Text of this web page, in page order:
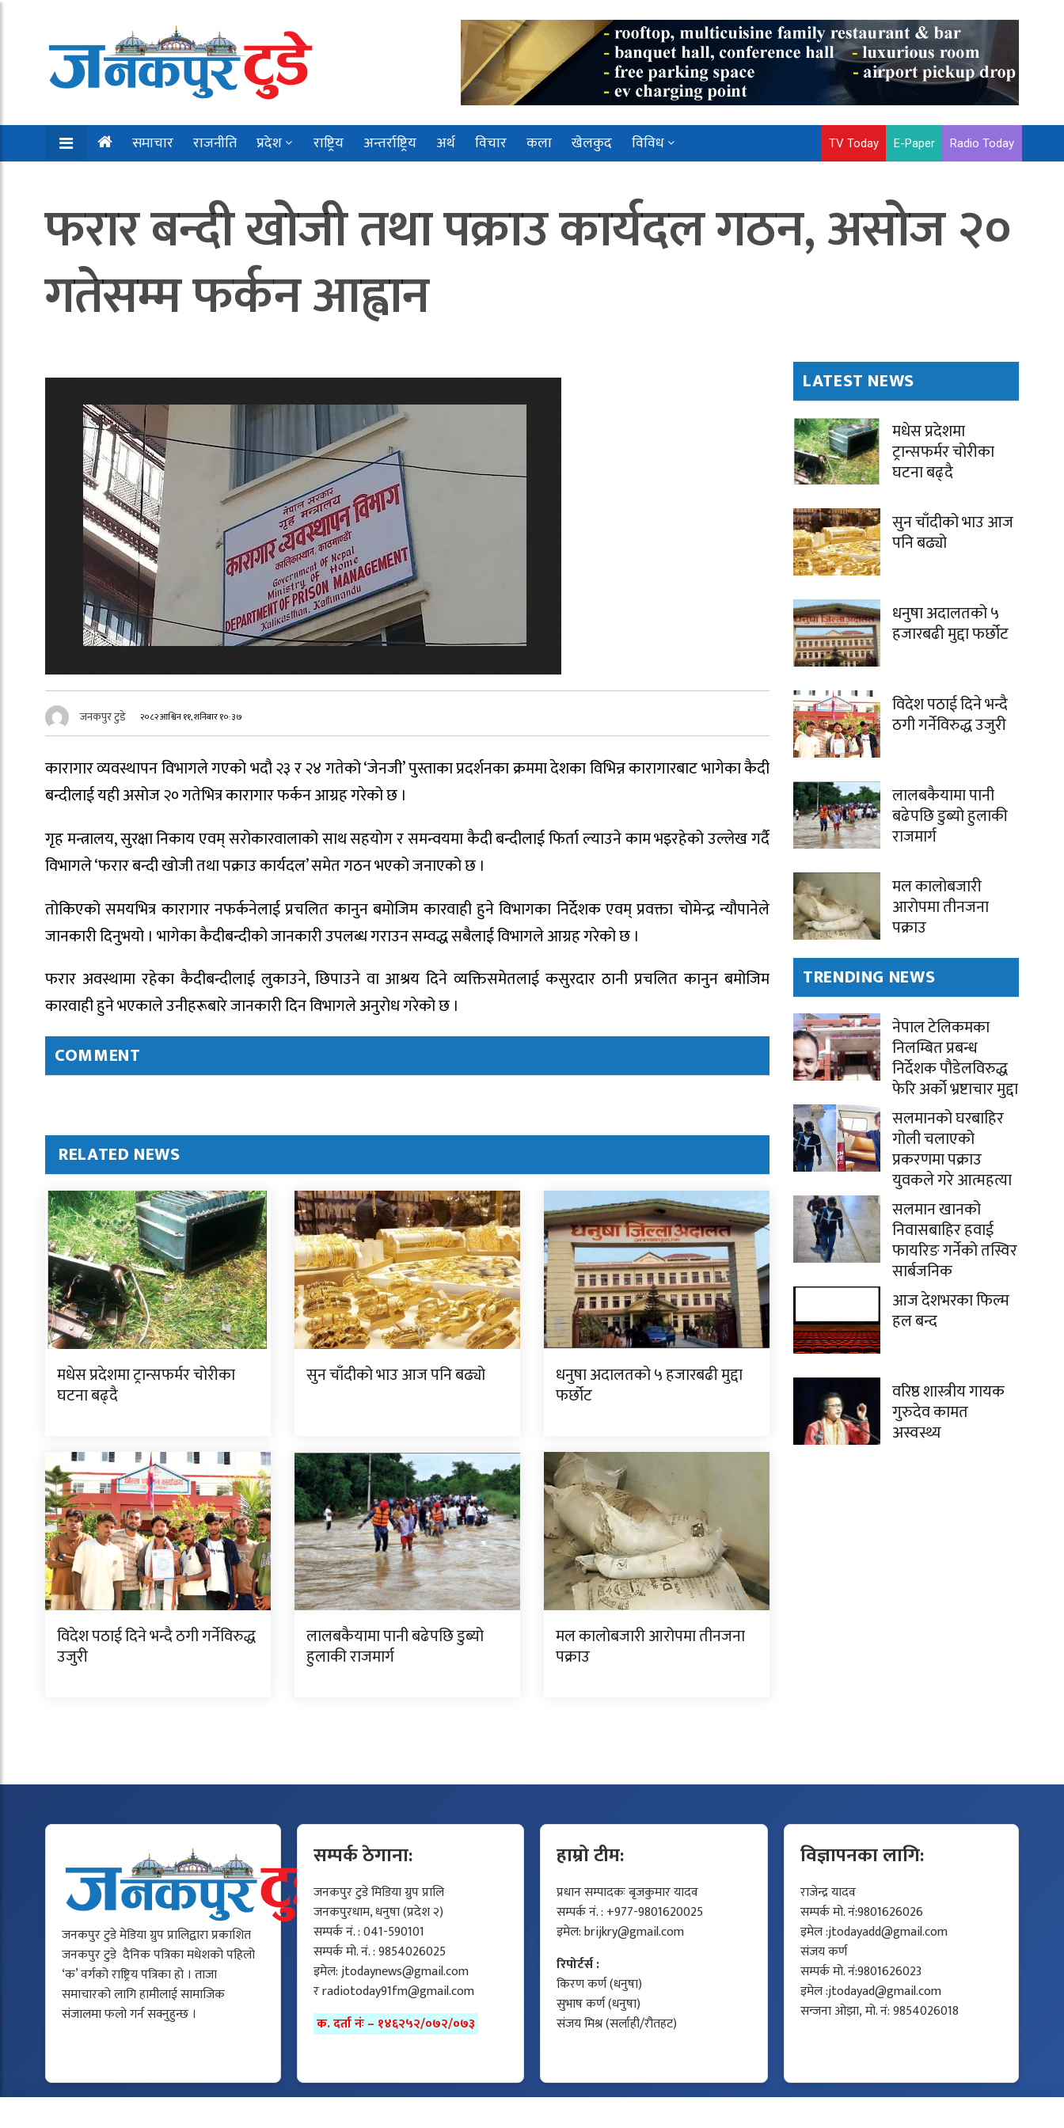
समाचार राजनीति प्रदेश राष्ट्रिय अन्तर्राष्ट्रिय अर्थ विचार कला खेलकुद विविध TV Today E-Paper Radio Today
फरार बन्दी खोजी तथा पक्राउ कार्यदल गठन, असोज २०
गतेसम्म फर्कन आह्वान
जनकपुर टुडे २०८२ आश्विन ११, शनिबार १०:३७
कारागार व्यवस्थापन विभागले गएको भदौ २३ र २४ गतेको ‘जेनजी’ पुस्ताका प्रदर्शनका क्रममा देशका विभिन्न कारागारबाट भागेका कैदी
बन्दीलाई यही असोज २० गतेभित्र कारागार फर्कन आग्रह गरेको छ ।
गृह मन्त्रालय, सुरक्षा निकाय एवम् सरोकारवालाको साथ सहयोग र समन्वयमा कैदी बन्दीलाई फिर्ता ल्याउने काम भइरहेको उल्लेख गर्दै
विभागले ‘फरार बन्दी खोजी तथा पक्राउ कार्यदल’ समेत गठन भएको जनाएको छ ।
तोकिएको समयभित्र कारागार नफर्कनेलाई प्रचलित कानुन बमोजिम कारवाही हुने विभागका निर्देशक एवम् प्रवक्ता चोमेन्द्र न्यौपानेले
जानकारी दिनुभयो । भागेका कैदीबन्दीको जानकारी उपलब्ध गराउन सम्वद्ध सबैलाई विभागले आग्रह गरेको छ ।
फरार अवस्थामा रहेका कैदीबन्दीलाई लुकाउने, छिपाउने वा आश्रय दिने व्यक्तिसमेतलाई कसुरदार ठानी प्रचलित कानुन बमोजिम
कारवाही हुने भएकाले उनीहरूबारे जानकारी दिन विभागले अनुरोध गरेको छ ।
COMMENT
RELATED NEWS
मधेस प्रदेशमा ट्रान्सफर्मर चोरीका
घटना बढ्दै
सुन चाँदीको भाउ आज पनि बढ्यो धनुषा अदालतको ५ हजारबढी मुद्दा
फर्छोट
विदेश पठाई दिने भन्दै ठगी गर्नेविरुद्ध
उजुरी
लालबकैयामा पानी बढेपछि डुब्यो
हुलाकी राजमार्ग
मल कालोबजारी आरोपमा तीनजना
पक्राउ
LATEST NEWS
मधेस प्रदेशमा
ट्रान्सफर्मर चोरीका
घटना बढ्दै
सुन चाँदीको भाउ आज
पनि बढ्यो
धनुषा अदालतको ५
हजारबढी मुद्दा फर्छोट
विदेश पठाई दिने भन्दै
ठगी गर्नेविरुद्ध उजुरी
लालबकैयामा पानी
बढेपछि डुब्यो हुलाकी
राजमार्ग
मल कालोबजारी
आरोपमा तीनजना
पक्राउ
TRENDING NEWS
नेपाल टेलिकमका
निलम्बित प्रबन्ध
निर्देशक पौडेलविरुद्ध
फेरि अर्को भ्रष्टाचार मुद्दा
सलमानको घरबाहिर
गोली चलाएको
प्रकरणमा पक्राउ
युवकले गरे आत्महत्या
सलमान खानको
निवासबाहिर हवाई
फायरिङ गर्नेको तस्विर
सार्बजनिक
आज देशभरका फिल्म
हल बन्द
वरिष्ठ शास्त्रीय गायक
गुरुदेव कामत
अस्वस्थ्य
जनकपुर टुडे मेडिया ग्रुप प्रालिद्वारा प्रकाशित
जनकपुर टुडे दैनिक पत्रिका मधेशको पहिलो
‘क’ वर्गको राष्ट्रिय पत्रिका हो । ताजा
समाचारको लागि हामीलाई सामाजिक
संजालमा फलो गर्न सक्नुहुन्छ ।
सम्पर्क ठेगाना:
जनकपुर टुडे मिडिया ग्रुप प्रालि
जनकपुरधाम, धनुषा (प्रदेश २)
सम्पर्क नं. : 041-590101
सम्पर्क मो. नं. : 9854026025
इमेल:jtodaynews@gmail.com
रradiotoday91fm@gmail.com
क. दर्ता नंः – १४६२५२/०७२/०७३
हाम्रो टीम:
प्रधान सम्पादकः बृजकुमार यादव
सम्पर्क नं. : +977-9801620025
इमेल:brijkry@gmail.com
रिपोर्टर्स :
किरण कर्ण (धनुषा)
सुभाष कर्ण (धनुषा)
संजय मिश्र (सर्लाही/रौतहट)
विज्ञापनका लागि:
राजेन्द्र यादव
सम्पर्क मो. नं:9801626026
इमेल :jtodayadd@gmail.com
संजय कर्ण
सम्पर्क मो. नं:9801626023
इमेल :jtodayad@gmail.com
सन्जना ओझा, मो. नं: 9854026018